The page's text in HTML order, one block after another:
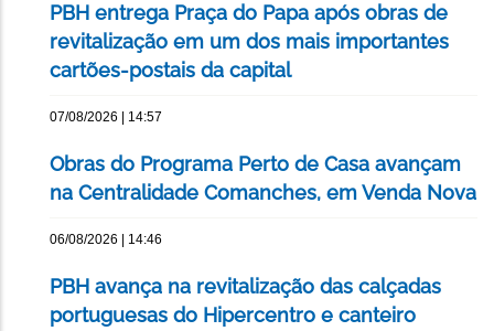
PBH entrega Praça do Papa após obras de
revitalização em um dos mais importantes
cartões-postais da capital
07/08/2026 | 14:57
Obras do Programa Perto de Casa avançam
na Centralidade Comanches, em Venda Nova
06/08/2026 | 14:46
PBH avança na revitalização das calçadas
portuguesas do Hipercentro e canteiro